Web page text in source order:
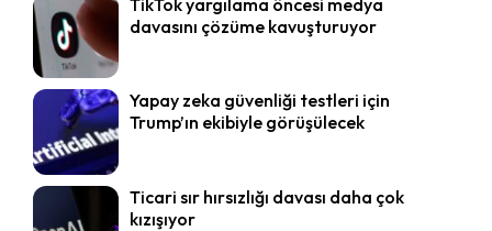
davasını çözüme kavuşturuyor
Yapay zeka güvenliği testleri için
Trump’ın ekibiyle görüşülecek
Ticari sır hırsızlığı davası daha çok
kızışıyor